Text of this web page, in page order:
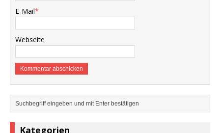
E-Mail*
Webseite
Kategorien